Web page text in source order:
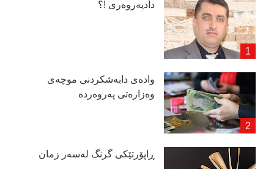
دادپەروەری !؟
وادەی دابەشكردنی موچەی
وەزارەتی پەروەردە
ڕاپۆرتێكی گرنگ لەسەر زمان